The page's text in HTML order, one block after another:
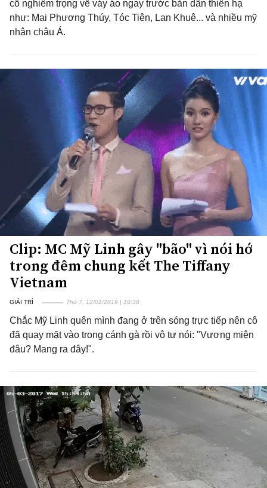
cố nghiêm trọng về váy áo ngay trước bàn dân thiên hạ
như: Mai Phương Thúy, Tóc Tiên, Lan Khuê... và nhiều mỹ
nhân châu Á.
Clip: MC Mỹ Linh gây "bão" vì nói hớ
trong đêm chung kết The Tiffany
Vietnam
GIẢI TRÍ Thứ 7, 12/01/2019 | 10:38
Chắc Mỹ Linh quên mình đang ở trên sóng trực tiếp nên cô
đã quay mặt vào trong cánh gà rồi vô tư nói: "Vương miện
đâu? Mang ra đây!".